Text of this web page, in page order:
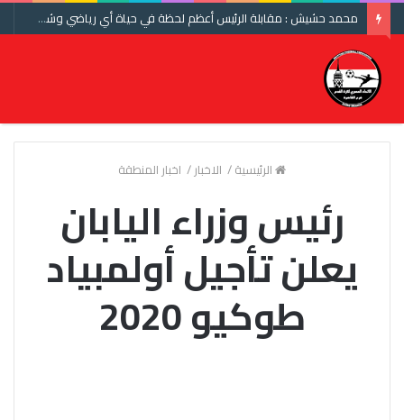
محمد حشيش : مقابلة الرئيس أعظم لحظة في حياة أي رياضي وشكرا اتحاد الكرة ومنتخب مصر
الرئيسية/ الاخبار/ اخبار المنطقة
رئيس وزراء اليابان
يعلن تأجيل أولمبياد
طوكيو 2020